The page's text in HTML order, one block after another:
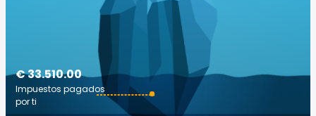
€ 33.510.00
Impuestos pagados
por ti